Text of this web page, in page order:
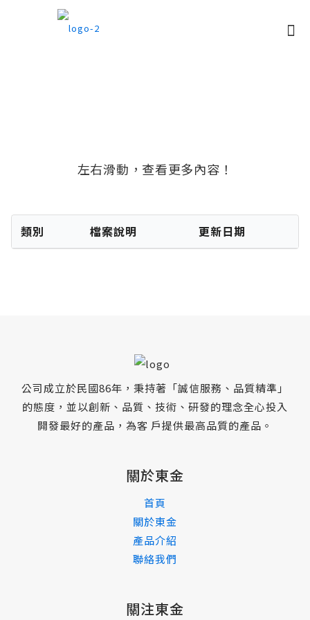
左右滑動，查看更多內容！
類別 檔案說明 更新日期
公司成立於民國86年，秉持著「誠信服務、品質精準」
的態度，並以創新、品質、技術、研發的理念全心投入
開發最好的產品，為客 戶提供最高品質的產品。
關於東金
首頁
關於東金
產品介紹
聯絡我們
關注東金